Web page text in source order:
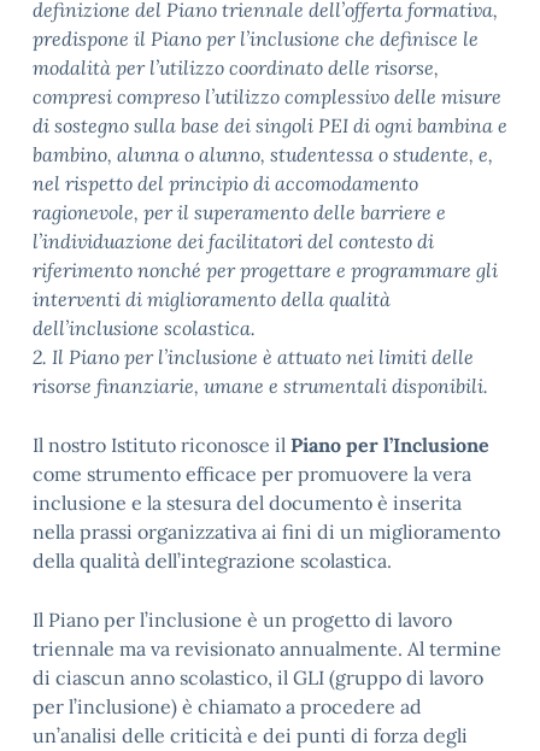
definizione del Piano triennale dell’offerta formativa,
predispone il Piano per l’inclusione che definisce le
modalità per l’utilizzo coordinato delle risorse,
compresi compreso l’utilizzo complessivo delle misure
di sostegno sulla base dei singoli PEI di ogni bambina e
bambino, alunna o alunno, studentessa o studente, e,
nel rispetto del principio di accomodamento
ragionevole, per il superamento delle barriere e
l’individuazione dei facilitatori del contesto di
riferimento nonché per progettare e programmare gli
interventi di miglioramento della qualità
dell’inclusione scolastica.
2. Il Piano per l’inclusione è attuato nei limiti delle
risorse finanziarie, umane e strumentali disponibili.
Il nostro Istituto riconosce il Piano per l’Inclusione
come strumento efficace per promuovere la vera
inclusione e la stesura del documento è inserita
nella prassi organizzativa ai fini di un miglioramento
della qualità dell’integrazione scolastica.
Il Piano per l’inclusione è un progetto di lavoro
triennale ma va revisionato annualmente. Al termine
di ciascun anno scolastico, il GLI (gruppo di lavoro
per l’inclusione) è chiamato a procedere ad
un’analisi delle criticità e dei punti di forza degli